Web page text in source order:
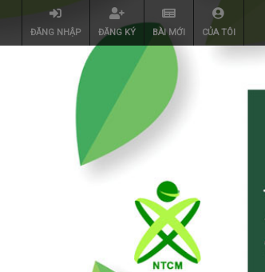
ĐĂNG NHẬP ĐĂNG KÝ BÀI MỚI CỦA TÔI